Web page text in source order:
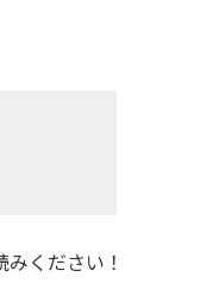
ください！